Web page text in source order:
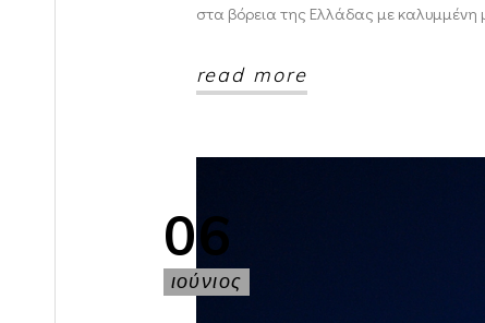
στα βόρεια της Ελλάδας με καλυμμένη
read more
06
ιούνιος